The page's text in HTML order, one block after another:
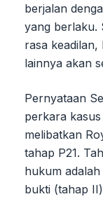
berjalan
yang berlaku.
rasa
lainnya akan
Pernyataan
perkara
melibatkan
tahap P21.
hukum
bukti (tahap